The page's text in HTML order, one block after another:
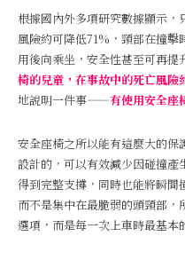
根據國內外多項研究數據顯示
風險約可降低71%，頸部在撞
用後向乘坐，安全性甚至可再提
椅的兒童，在事故中的死亡風險
地說明一件事——有使用安全座
安全座椅之所以能有這麼大的
設計的，可以有效減少因碰撞產
得到完整支撐，同時也能將瞬間
而不是集中在最脆弱的頭頸部
選項，而是每一次上車時最基本